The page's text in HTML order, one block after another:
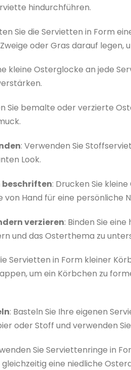
hindurchführen.
Sie die Servietten in Form
oder Gras darauf legen,
kleine Osterglocke an jede
Sie bemalte oder verzierte
: Verwenden Sie
Look.
: Drucken Sie
Hand für eine persönliche
verzieren: Binden Sie
und das Osterthema zu
Servietten in Form kleiner
um ein Körbchen zu
: Basteln Sie Ihre eigenen
oder Stoff und verwenden
Sie Serviettenringe in
eine niedliche